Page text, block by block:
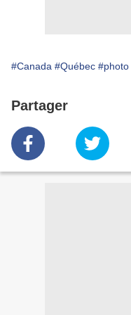
#Canada #Québec #photo
Partager